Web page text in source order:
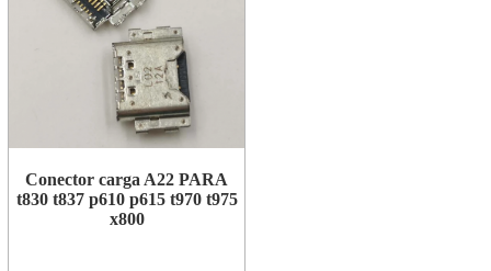
Conector carga A22 PARA
t830 t837 p610 p615 t970 t975
x800